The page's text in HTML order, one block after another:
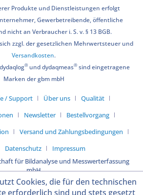
Produkte und Dienstleistungen erfolgt
Gewerbetreibende, öffentliche
nicht an Verbraucher i. S. v. § 13 BGB.
zzgl. der gesetzlichen Mehrwertsteuer und
Versandkosten.
®und dydaqmeas®sind eingetragene
Marken der gbm mbH
/ Support Über uns
Qualität
Newsletter
Bestellvorgang
Versand und Zahlungsbedingungen
Datenschutz
Impressum
für Bildanalyse und Messwerterfassung
mbH
Cookies, die für den technischen
erforderlich sind und stets gesetzt